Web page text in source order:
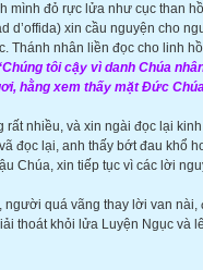
mình đỏ rực lửa như cục than
d’offida) xin cầu nguyện cho
Thánh nhân liền đọc cho linh
tôi cậy vì danh Chúa
hằng xem thấy mặt Đức
rất nhiều, và xin ngài đọc lại
đọc lại, anh thấy bớt đau khổ
Chúa, xin tiếp tục vì các lời
người quá vãng thay lời van nài,
thoát khỏi lửa Luyện Ngục và